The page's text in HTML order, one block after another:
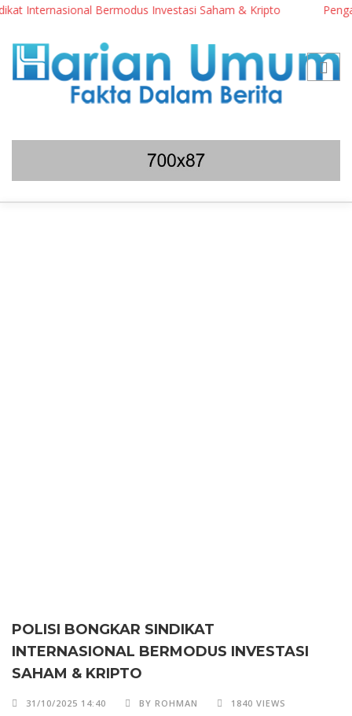
Internasional Bermodus Investasi Saham & Kripto
POLISI BONGKAR SINDIKAT
INTERNASIONAL BERMODUS INVESTASI
SAHAM & KRIPTO
31/10/2025 14:40 BY ROHMAN 1840 VIEWS